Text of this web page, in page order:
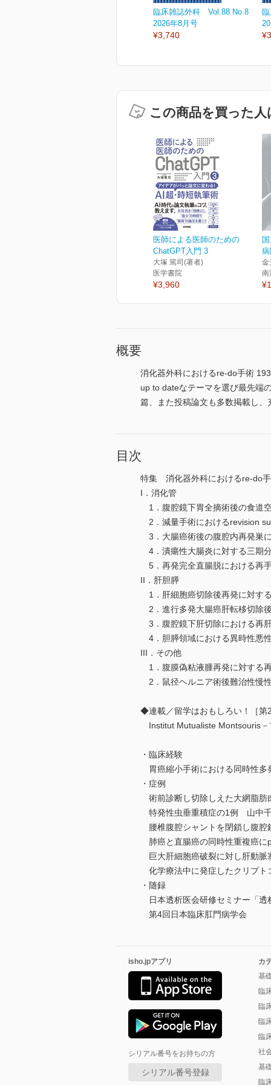
臨床雑誌外科 Vol.88 No.8
2026年8月号
¥3,740
この商品を買った
医師による医師のための
ChatGPT入門 3
大塚 篤司(著者)
医学書院
¥3,960
金
南
概要
消化器外科におけるre-do手術
up to dateなテーマを選び最先端
篇、また投稿論文も多数掲載し、
目次
特集 消化器外科におけるre-do
I．消化管
1．腹腔鏡下胃全摘術後の食道
2．減量手術におけるrevision
3．大腸癌術後の腹腔内再発巣
4．潰瘍性大腸炎に対する三期
5．再発完全直腸脱における再
II．肝胆膵
1．肝細胞癌切除後再発に対す
2．進行多発大腸癌肝転移切除
3．腹腔鏡下肝切除における再
4．胆膵領域における異時性悪
III．その他
1．腹膜偽粘液腫再発に対する
2．鼠径ヘルニア術後難治性慢
◆連載／留学はおもしろい！［第
Institut Mutualiste Montsouris
・臨床経験
胃癌縮小手術における同時性
・症例
術前診断し切除しえた大網脂
特発性虫垂重積症の1例 山中
腰椎腹腔シャントを閉鎖し腹
肺癌と直腸癌の同時性重複癌
巨大肝細胞癌破裂に対し肝動
化学療法中に発症したクリプ
・随録
日本透析医会研修セミナー「透
第4回日本臨床肛門病学会
isho.jpアプリ
シリアル番号をお持ちの方
シリアル番号登録
カ
基
臨
臨
臨
臨
社
基
臨